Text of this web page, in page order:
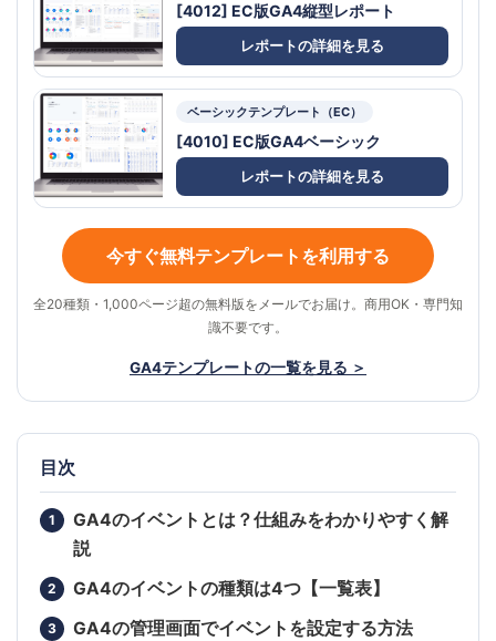
[4012] EC版GA4縦型レポート
レポートの詳細を見る
ベーシックテンプレート（EC）
[4010] EC版GA4ベーシック
レポートの詳細を見る
今すぐ無料テンプレートを利用する
全20種類・1,000ページ超の無料版をメールでお届け。商用OK・専門知
識不要です。
GA4テンプレートの一覧を見る ＞
目次
GA4のイベントとは？仕組みをわかりやすく解
説
GA4のイベントの種類は4つ【一覧表】
GA4の管理画面でイベントを設定する方法